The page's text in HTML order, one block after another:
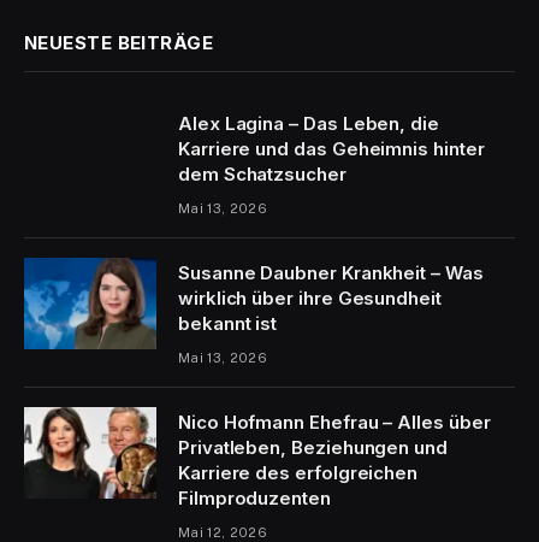
NEUESTE BEITRÄGE
Alex Lagina – Das Leben, die
Karriere und das Geheimnis hinter
dem Schatzsucher
Mai 13, 2026
Susanne Daubner Krankheit – Was
wirklich über ihre Gesundheit
bekannt ist
Mai 13, 2026
Nico Hofmann Ehefrau – Alles über
Privatleben, Beziehungen und
Karriere des erfolgreichen
Filmproduzenten
Mai 12, 2026